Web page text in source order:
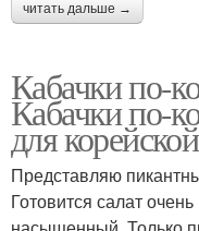
читать дальше →
Кабачки по-
Кабачки по-
для
Представляю
Готовится салат